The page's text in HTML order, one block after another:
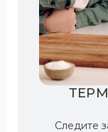
Следите